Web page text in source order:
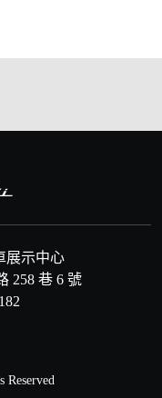
展示中心
258 巷 6 號
Reserved